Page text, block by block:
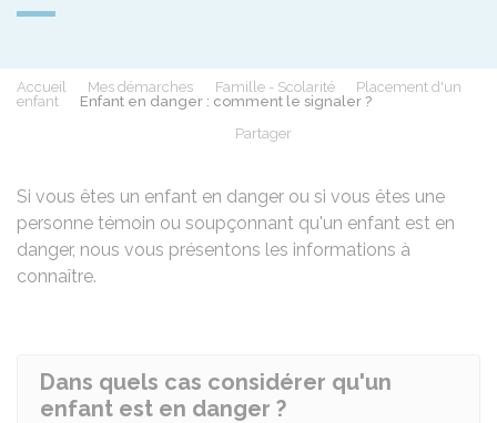
Accueil Mes démarches Famille - Scolarité
Placement d'un
enfant
Enfant en danger : comment le signaler ?
Partager
Si vous êtes un enfant en danger ou si vous êtes une
personne témoin ou soupçonnant qu'un enfant est en
danger, nous vous présentons les informations à
connaître.
Dans quels cas considérer qu'un
enfant est en danger ?